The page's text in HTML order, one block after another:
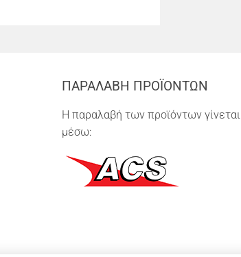
ΠΑΡΑΛΑΒΗ ΠΡΟΪΟΝΤΩΝ
Η παραλαβή των προϊόντων γίνεται
μέσω: